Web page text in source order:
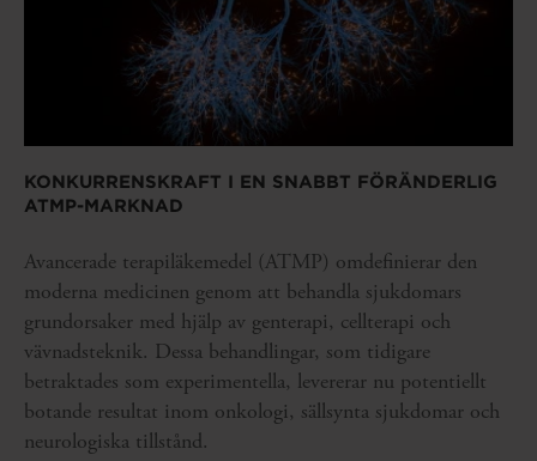
KONKURRENSKRAFT I EN SNABBT FÖRÄNDERLIG
ATMP-MARKNAD
Avancerade terapiläkemedel (ATMP) omdefinierar den
moderna medicinen genom att behandla sjukdomars
grundorsaker med hjälp av genterapi, cellterapi och
vävnadsteknik. Dessa behandlingar, som tidigare
betraktades som experimentella, levererar nu potentiellt
botande resultat inom onkologi, sällsynta sjukdomar och
neurologiska tillstånd.